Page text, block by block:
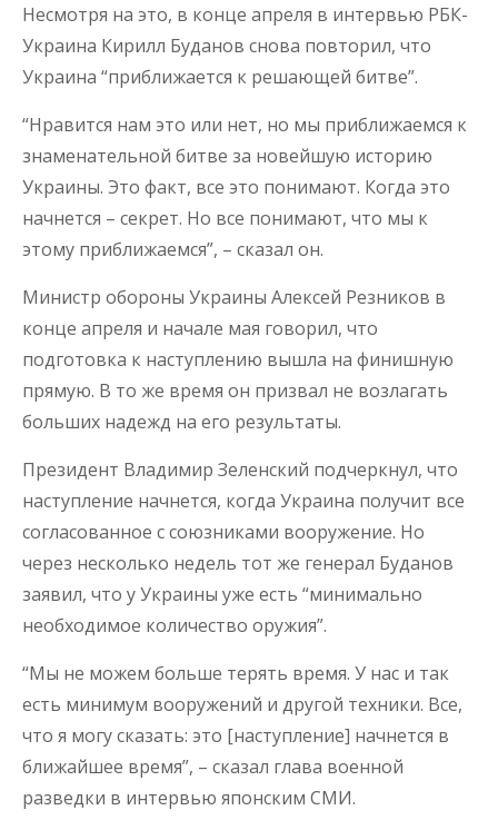
Несмотря на это, в конце апреля в интервью РБК-
Украина Кирилл Буданов снова повторил, что
Украина “приближается к решающей битве”.
“Нравится нам это или нет, но мы приближаемся к
знаменательной битве за новейшую историю
Украины. Это факт, все это понимают. Когда это
начнется – секрет. Но все понимают, что мы к
этому приближаемся”, – сказал он.
Министр обороны Украины Алексей Резников в
конце апреля и начале мая говорил, что
подготовка к наступлению вышла на финишную
прямую. В то же время он призвал не возлагать
больших надежд на его результаты.
Президент Владимир Зеленский подчеркнул, что
наступление начнется, когда Украина получит все
согласованное с союзниками вооружение. Но
через несколько недель тот же генерал Буданов
заявил, что у Украины уже есть “минимально
необходимое количество оружия”.
“Мы не можем больше терять время. У нас и так
есть минимум вооружений и другой техники. Все,
что я могу сказать: это [наступление] начнется в
ближайшее время”, – сказал глава военной
разведки в интервью японским СМИ.